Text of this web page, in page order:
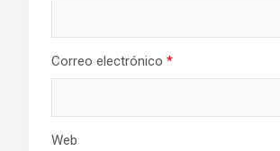
Correo electrónico *
Web